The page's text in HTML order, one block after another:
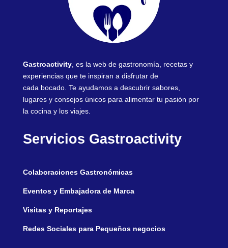
Gastroactivity, es la web de gastronomía, recetas y
experiencias que te inspiran a disfrutar de
cada bocado. Te ayudamos a descubrir sabores,
lugares y consejos únicos para alimentar tu pasión por
la cocina y los viajes.
Servicios Gastroactivity
Colaboraciones Gastronómicas
Eventos y Embajadora de Marca
Visitas y Reportajes
Redes Sociales para Pequeños negocios